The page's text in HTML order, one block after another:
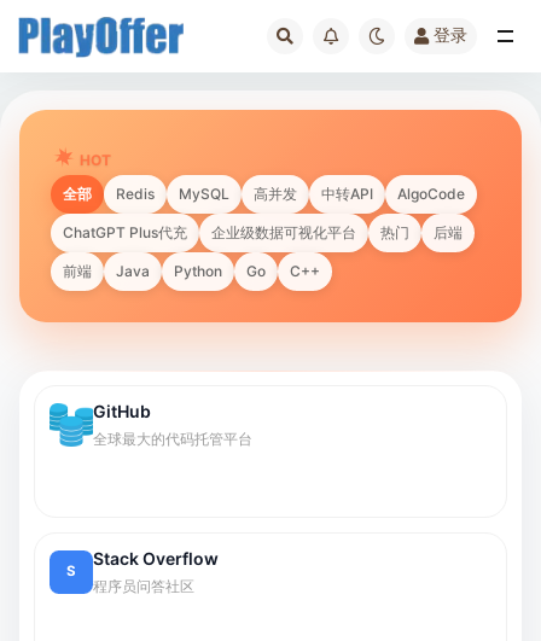
登录
HOT
全部
Redis MySQL 高并发 中转API AlgoCode
ChatGPT Plus代充 企业级数据可视化平台 热门 后端
前端 Java Python Go C++
GitHub
全球最大的代码托管平台
S
Stack Overflow
程序员问答社区